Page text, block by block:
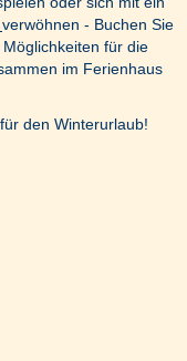
verwöhnen - Buchen Sie
für die
im Ferienhaus
den Winterurlaub!